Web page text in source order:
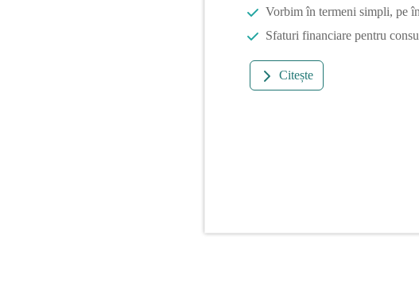
Vorbim în termeni simpli, pe
Sfaturi financiare pentru
Citește